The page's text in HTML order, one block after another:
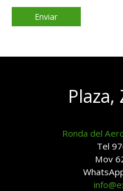
Plaza,
Ronda del
Tel
Mov